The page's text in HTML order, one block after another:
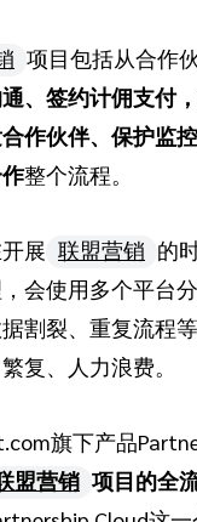
项目包括从合作
、签约计佣支付
作伙伴、保护监
整个流程。
展 联盟营销 的
会使用多个平台
割裂、重复流程
复、人力浪费。
旗下产品
盟营销 项目的全